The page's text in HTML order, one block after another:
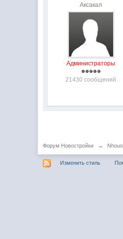
Аксакал
Администраторы
21430 сообщений
Форум Новостройки →
Изменить стиль